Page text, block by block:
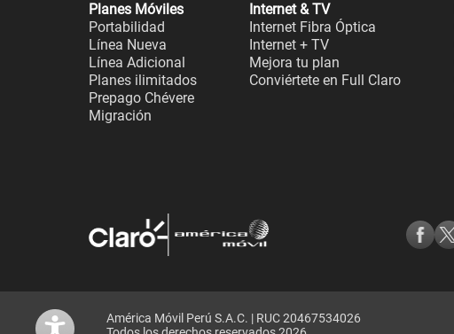
Planes Móviles
Portabilidad
Línea Nueva
Línea Adicional
Planes ilimitados
Prepago Chévere
Migración
Internet & TV
Internet Fibra Óptica
Internet + TV
Mejora tu plan
Conviértete en Full Claro
América Móvil Perú S.A.C. | RUC 20467534026